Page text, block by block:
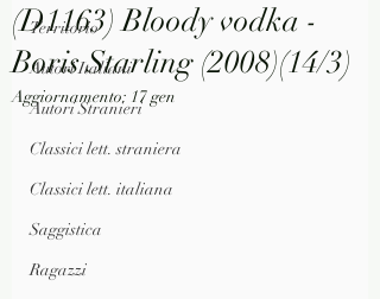
Territorio
Autori Italiani
Autori Stranieri
Classici lett. straniera
Classici lett. italiana
Saggistica
Ragazzi
(D1163) Bloody vodka -
Boris Starling (2008)(14/3)
Aggiornamento: 17 gen